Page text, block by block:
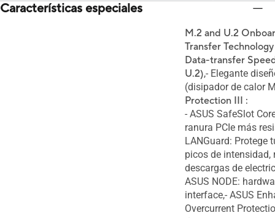
Características especiales
M.2 and U.2
Transfer
Data-transfer
U.2),- Elegante
(disipador de calor
Protection III :
- ASUS SafeSlot
ranura PCIe más
LANGuard: Protege
picos de intensidad,
descargas de
ASUS NODE:
interface,- ASUS
Overcurrent